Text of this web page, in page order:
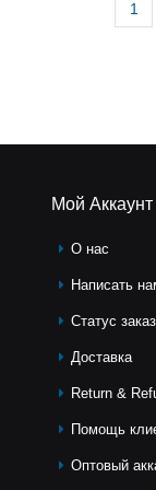
Мой Аккаунт
О нас
Написать
Статус
Доставка
Return &
Помощь
Оптовый